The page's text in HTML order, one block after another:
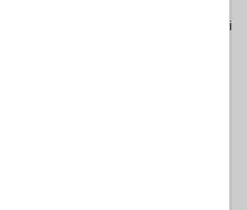
, sono riemersi i morti viventi, i ‘katanga dei
distribuire volantini elettorali sono stati
l’intero pomeriggio nella facoltà di
dalla Polizia, che ringrazio per il suo
la solidarietà mia personale e di
aggressioni verbali e fisiche che
Erano decenni che non si assisteva a
violazione dei basilari principi
giorni fa nell’ateneo di Trento".